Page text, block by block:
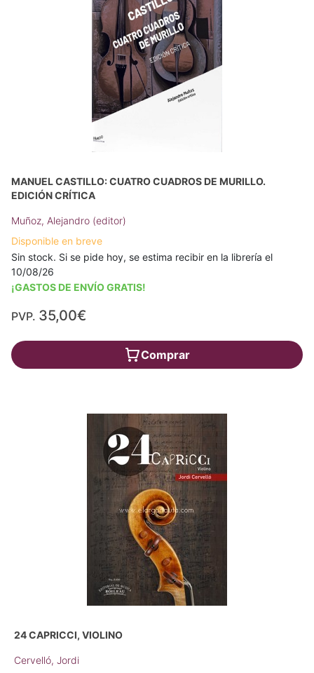
MANUEL CASTILLO: CUATRO CUADROS DE MURILLO.
EDICIÓN CRÍTICA
Muñoz, Alejandro (editor)
Disponible en breve
Sin stock. Si se pide hoy, se estima recibir en la librería el
10/08/26
¡GASTOS DE ENVÍO GRATIS!
PVP. 35,00€
Comprar
24 CAPRICCI, VIOLINO
Cervelló, Jordi